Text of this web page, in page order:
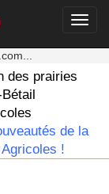
des prairies
de la
!